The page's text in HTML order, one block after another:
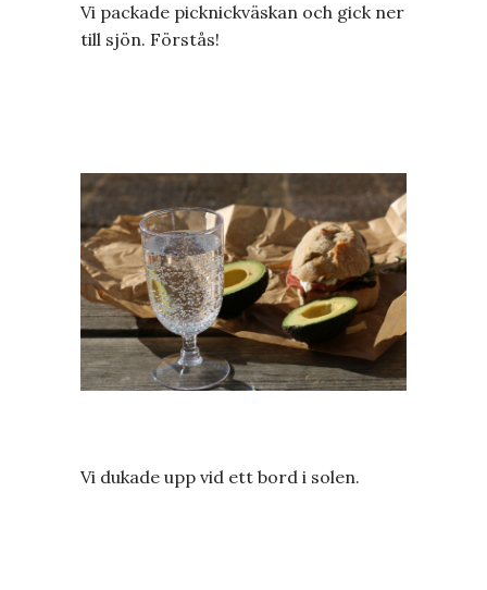
Vi packade picknickväskan och gick ner
till sjön. Förstås!
Vi dukade upp vid ett bord i solen.